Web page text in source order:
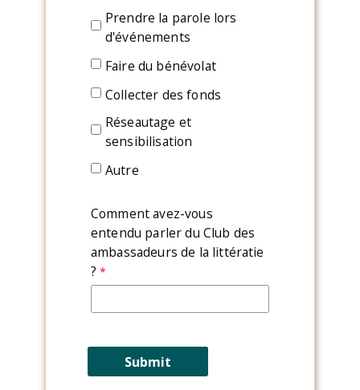
Prendre la parole lors
d'événements
Faire du bénévolat
Collecter des fonds
Réseautage et
sensibilisation
Autre
Comment avez-vous
entendu parler du Club des
ambassadeurs de la littératie
?